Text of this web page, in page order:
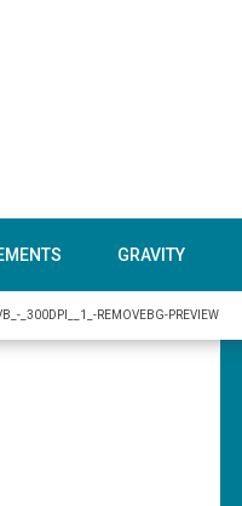
GRAVITY
_300DPI__1_-REMOVEBG-PREVIEW